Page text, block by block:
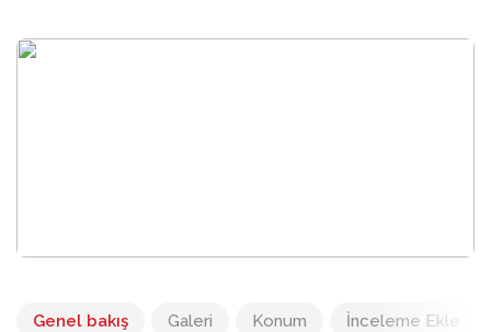
Genel bakış Galeri Konum İnceleme Ekle